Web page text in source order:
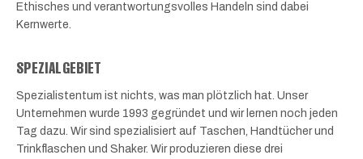
Ethisches und verantwortungsvolles Handeln sind dabei
Kernwerte.
SPEZIALGEBIET
Spezialistentum ist nichts, was man plötzlich hat. Unser
Unternehmen wurde 1993 gegründet und wir lernen noch jeden
Tag dazu. Wir sind spezialisiert auf Taschen, Handtücher und
Trinkflaschen und Shaker. Wir produzieren diese drei